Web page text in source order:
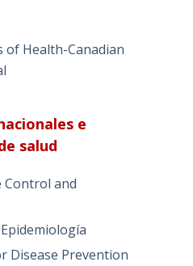
of Health-Canadian
e
salud
Control and
Disease Prevention